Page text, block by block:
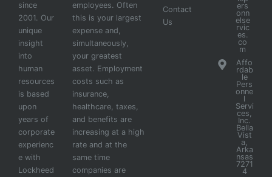
since
2001. Our
unique
insight
into
human
resources
is based
upon
years of
corporate
experienc
e with
Lockheed
employees. Often
this is your largest
expense and,
simultaneously,
your greatest
asset. Employment
costs such as
insurance,
healthcare, taxes,
and benefits are
increasing at a high
rate and at the
same time
companies are
Contact
Us
ers
onn
else
rvic
es.
co
m
Affo
rdab
le
Pers
onne
l
Servi
ces,
Inc.
Bella
Vist
a,
Arka
nsas
7271
4